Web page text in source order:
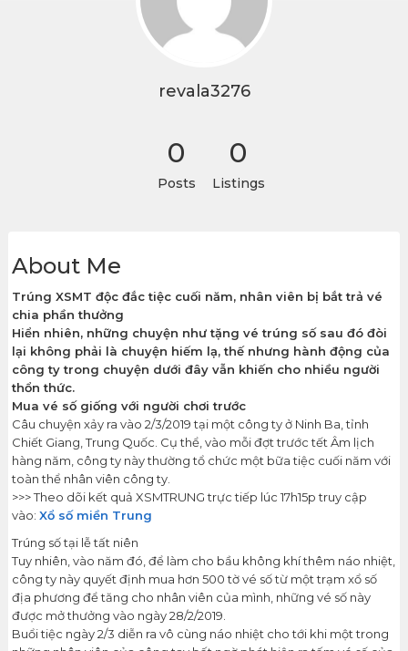
revala3276
0
Posts
0
Listings
About Me
Trúng XSMT độc đắc tiệc cuối năm, nhân viên bị bắt trả vé
chia phần thưởng
Hiển nhiên, những chuyện như tặng vé trúng số sau đó đòi
lại không phải là chuyện hiếm lạ, thế nhưng hành động của
công ty trong chuyện dưới đây vẫn khiến cho nhiều người
thổn thức.
Mua vé số giống với người chơi trước
Câu chuyện xảy ra vào 2/3/2019 tại một công ty ở Ninh Ba, tỉnh
Chiết Giang, Trung Quốc. Cụ thể, vào mỗi đợt trước tết Âm lịch
hàng năm, công ty này thường tổ chức một bữa tiệc cuối năm với
toàn thể nhân viên công ty.
>>> Theo dõi kết quả XSMTRUNG trực tiếp lúc 17h15p truy cập
vào:Xổ số miền Trung
Trúng số tại lễ tất niên
Tuy nhiên, vào năm đó, để làm cho bầu không khí thêm náo nhiệt,
công ty này quyết định mua hơn 500 tờ vé số từ một trạm xổ số
địa phương để tăng cho nhân viên của mình, những vé số này
được mở thưởng vào ngày 28/2/2019.
Buổi tiệc ngày 2/3 diễn ra vô cùng náo nhiệt cho tới khi một trong